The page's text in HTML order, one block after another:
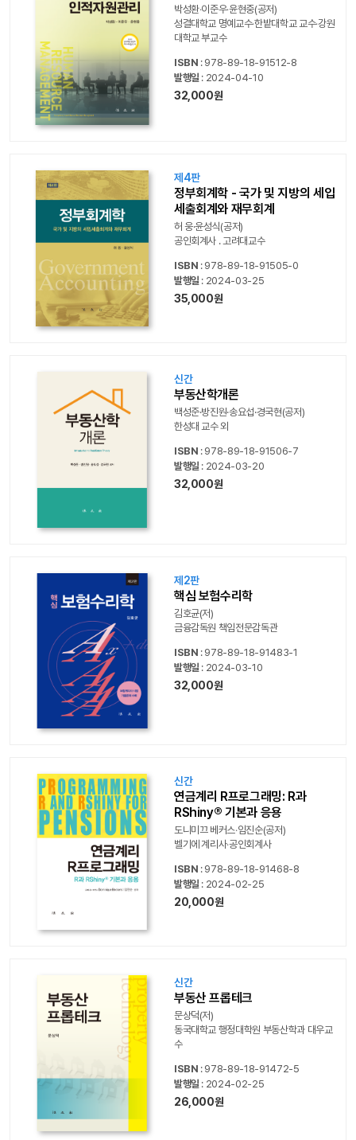
박성환‧이준우‧윤현중(공저)
성결대학교 명예교수‧한밭대학교 교수‧강원
대학교 부교수
ISBN : 978-89-18-91512-8
발행일 : 2024-04-10
32,000원
제4판
정부회계학 - 국가 및 지방의 세입
세출회계와 재무회계
허 웅·윤성식(공저)
공인회계사 . 고려대교수
ISBN : 978-89-18-91505-0
발행일 : 2024-03-25
35,000원
신간
부동산학개론
백성준·방진원·송요섭·경국현(공저)
한성대 교수 외
ISBN : 978-89-18-91506-7
발행일 : 2024-03-20
32,000원
제2판
핵심 보험수리학
김호균(저)
금융감독원 책임전문감독관
ISBN : 978-89-18-91483-1
발행일 : 2024-03-10
32,000원
신간
연금계리 R프로그래밍: R과
RShiny® 기본과 응용
도니미끄 베커스‧임진순(공저)
벨기에 계리사‧공인회계사
ISBN : 978-89-18-91468-8
발행일 : 2024-02-25
20,000원
신간
부동산 프롭테크
문상덕(저)
동국대학교 행정대학원 부동산학과 대우교
수
ISBN : 978-89-18-91472-5
발행일 : 2024-02-25
26,000원